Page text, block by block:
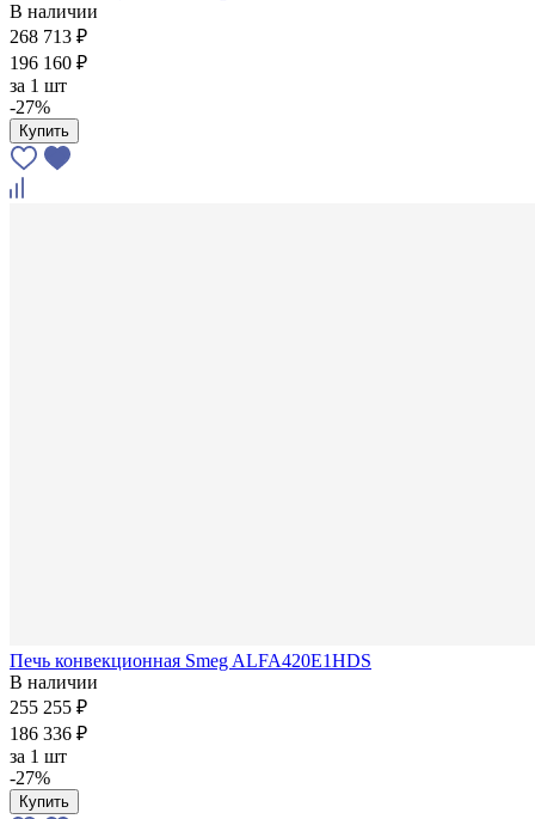
В наличии
268 713 ₽
196 160 ₽
за 1 шт
-27%
Купить
Печь конвекционная Smeg ALFA420E1HDS
В наличии
255 255 ₽
186 336 ₽
за 1 шт
-27%
Купить